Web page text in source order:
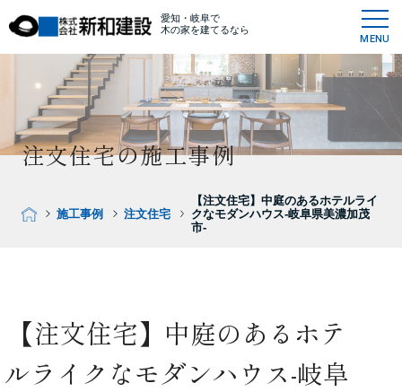
愛知・岐阜で
木の家を建てるなら
MENU
注文住宅の施工事例
施工事例 注文住宅
【注文住宅】中庭のあるホテルライ
クなモダンハウス-岐阜県美濃加茂
市-
【注文住宅】中庭のあるホテ
ルライクなモダンハウス-岐阜